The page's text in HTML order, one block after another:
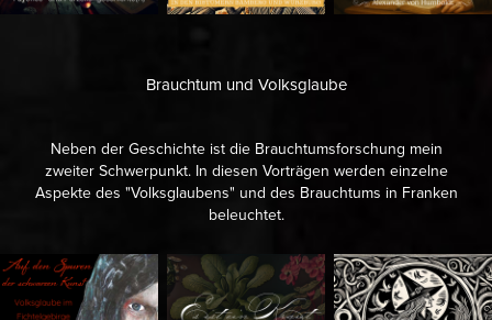
Brauchtum und Volksglaube
Neben der Geschichte ist die Brauchtumsforschung mein
zweiter Schwerpunkt. In diesen Vorträgen werden einzelne
Aspekte des "Volksglaubens" und des Brauchtums in Franken
beleuchtet.